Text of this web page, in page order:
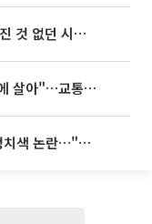
임영웅, 어느덧 데뷔 10주년⋯"가진 것 없던 시절, 내 앞엔 20명의 팬뿐"
'굿 윌 헌팅' 배우 "기아 EV2 덕분에 살아"…교통사고 후 안전성 극찬
김희철, '뒤집힌 태극기' 지적 후 정치색 논란…"좌우 떠나 우리나라 국기"